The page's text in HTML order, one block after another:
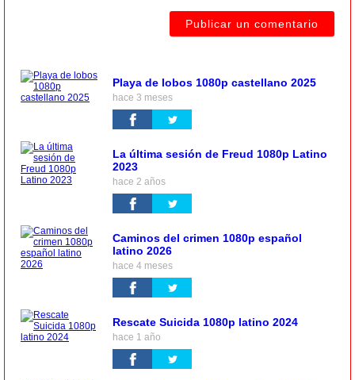
Playa de lobos 1080p castellano 2025
hace 3 meses
La última sesión de Freud 1080p Latino
2023
hace 2 años
Caminos del crimen 1080p español
latino 2026
hace 4 meses
Rescate Suicida 1080p latino 2024
hace 1 año